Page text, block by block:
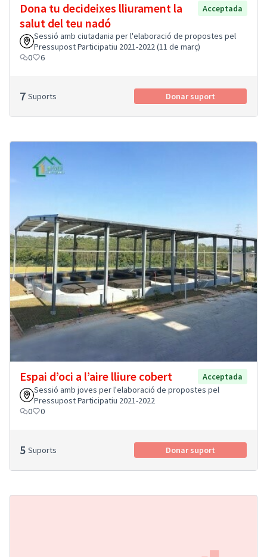
Dona tu decideixes lliurament la
salut del teu nadó
Acceptada
Sessió amb ciutadania per l'elaboració de propostes pel
Pressupost Participatiu 2021-2022 (11 de març)
0
6
7 Suports Donar suport
Espai d’oci a l’aire lliure cobert
Acceptada
Sessió amb joves per l'elaboració de propostes pel
Pressupost Participatiu 2021-2022
0
0
5 Suports Donar suport